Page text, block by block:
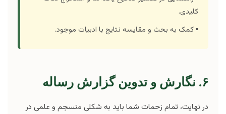
کلیدی.
▪️ کمک به بحث و مقایسه نتایج با ادبیات موجود.
۶. نگارش و تدوین گزارش رساله
در نهایت، تمام زحمات شما باید به شکلی منسجم و علمی در